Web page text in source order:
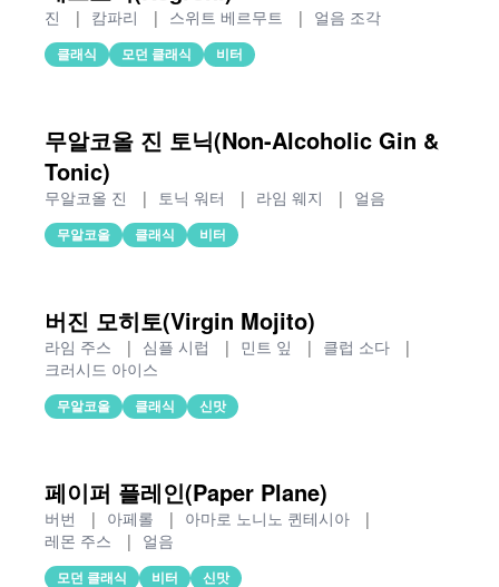
진 | 캄파리 | 스위트 베르무트 | 얼음 조각
클래식 모던 클래식 비터
무알코올 진 토닉(Non-Alcoholic Gin &
Tonic)
무알코올 진 | 토닉 워터 | 라임 웨지 | 얼음
무알코올 클래식 비터
버진 모히토(Virgin Mojito)
라임 주스 | 심플 시럽 | 민트 잎 | 클럽 소다
|
크러시드 아이스
무알코올 클래식 신맛
페이퍼 플레인(Paper Plane)
버번 | 아페롤 | 아마로 노니노 퀸테시아
|
레몬 주스
| 얼음
모던 클래식 비터 신맛